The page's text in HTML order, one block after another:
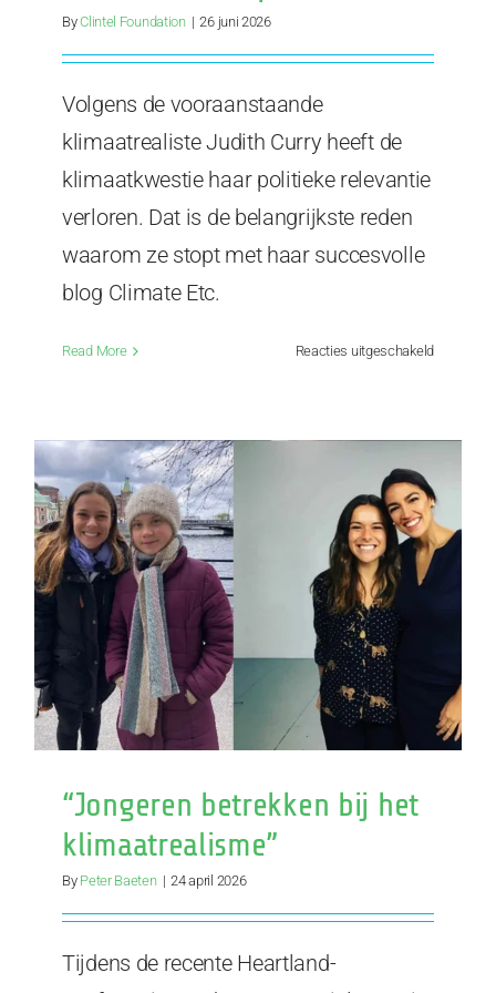
ByClintel Foundation | 26 juni 2026
Volgens de vooraanstaande
klimaatrealiste Judith Curry heeft de
klimaatkwestie haar politieke relevantie
verloren. Dat is de belangrijkste reden
waarom ze stopt met haar succesvolle
blog Climate Etc.
Read More Reacties uitgeschakeldvoor
Climate
Etc.
stopt
“Jongeren betrekken bij het
klimaatrealisme”
By Peter Baeten | 24 april 2026
Tijdens de recente Heartland-